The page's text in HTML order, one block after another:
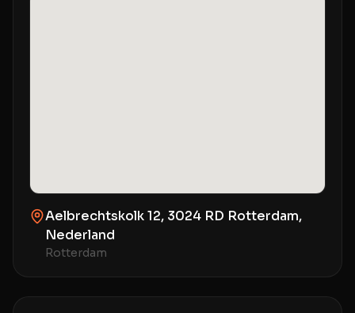
Aelbrechtskolk 12, 3024 RD Rotterdam,
Nederland
Rotterdam